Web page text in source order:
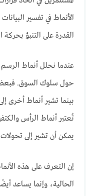
الأنماط في تفسير
القدرة على التنبؤ بحركة
عندما نحلل أنماط
حول سلوك السوق. فبعض
بينما تشير أنماط أخرى
تُعتبر أنماط الرأس
يمكن أن تشير إلى
إن التعرف على هذه
الحالية، وإنما يساعد